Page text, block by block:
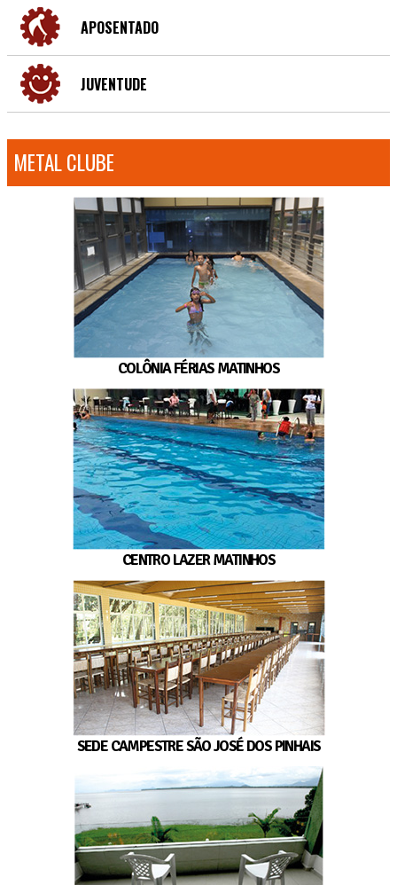
APOSENTADO
JUVENTUDE
METAL CLUBE
COLÔNIA FÉRIAS MATINHOS
CENTRO LAZER MATINHOS
SEDE CAMPESTRE SÃO JOSÉ DOS PINHAIS